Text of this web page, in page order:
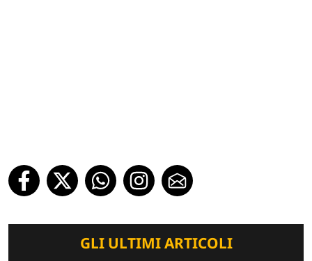
GLI ULTIMI ARTICOLI